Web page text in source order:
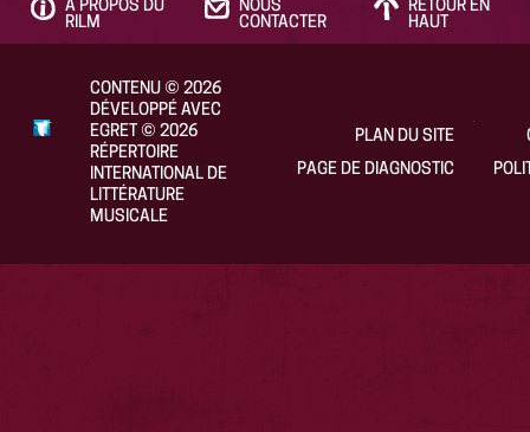
À PROPOS DU
RILM
NOUS
CONTACTER
RETOUR EN
HAUT
CONTENU© 2026
DÉVELOPPÉ AVEC
EGRET © 2026
RÉPERTOIRE
INTERNATIONAL DE
LITTÉRATURE
MUSICALE
PLAN DU SITE
PAGE DE DIAGNOSTIC